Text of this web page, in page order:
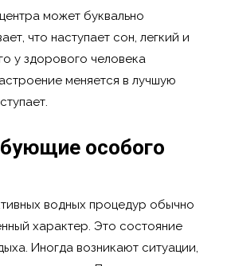
может буквально
что наступает сон, легкий и
у здорового человека
меняется в лучшую
особого
водных процедур обычно
характер. Это состояние
Иногда возникают ситуации,